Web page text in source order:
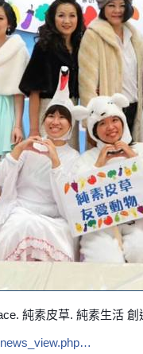
純素皮草. 純素生活 創